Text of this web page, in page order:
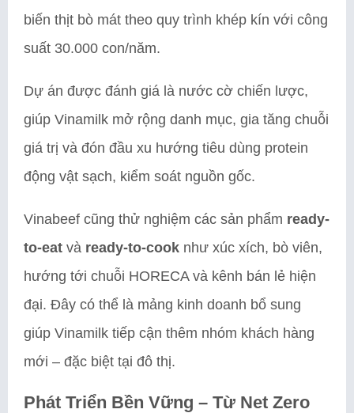
biến thịt bò mát theo quy trình khép kín với công
suất 30.000 con/năm.
Dự án được đánh giá là nước cờ chiến lược,
giúp Vinamilk mở rộng danh mục, gia tăng chuỗi
giá trị và đón đầu xu hướng tiêu dùng protein
động vật sạch, kiểm soát nguồn gốc.
Vinabeef cũng thử nghiệm các sản phẩm ready-
to-eat và ready-to-cook như xúc xích, bò viên,
hướng tới chuỗi HORECA và kênh bán lẻ hiện
đại. Đây có thể là mảng kinh doanh bổ sung
giúp Vinamilk tiếp cận thêm nhóm khách hàng
mới – đặc biệt tại đô thị.
Phát Triển Bền Vững – Từ Net Zero